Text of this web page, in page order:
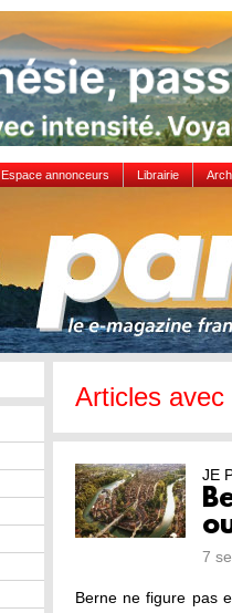
Espace annonceurs Librairie
Articles avec
JE
7
Berne ne figure pas